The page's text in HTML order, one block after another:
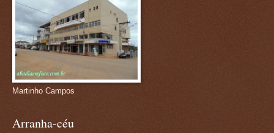
Martinho Campos
Arranha-céu